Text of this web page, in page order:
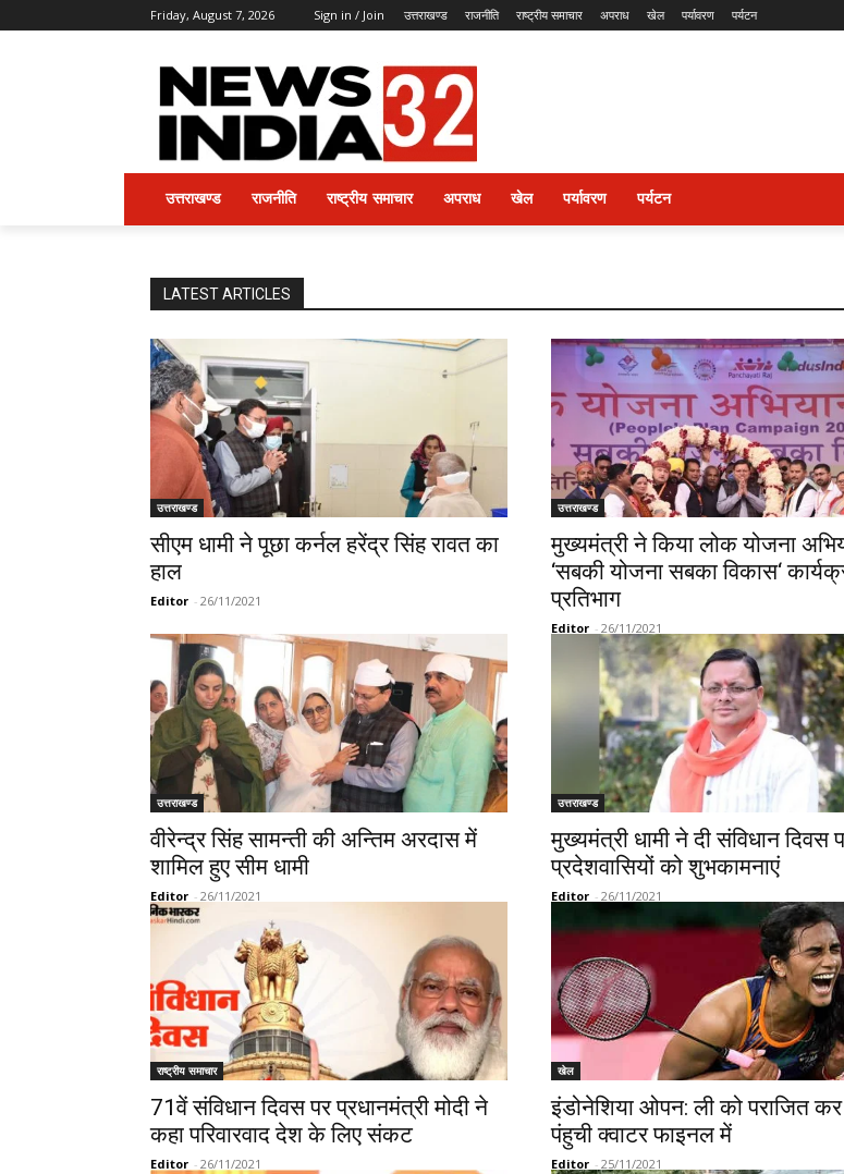
Friday, August 7, 2026 Sign in / Join उत्तराखण्ड राजनीति राष्ट्रीय समाचार अपराध खेल पर्यावरण पर्यटन
उत्तराखण्ड राजनीति राष्ट्रीय समाचार अपराध खेल पर्यावरण पर्यटन
LATEST ARTICLES
उत्तराखण्ड
सीएम धामी ने पूछा कर्नल हरेंद्र सिंह रावत का
हाल
Editor - 26/11/2021
उत्तराखण्ड
मुख्यमंत्री ने किया लोक योजना
‘सबकी योजना सबका विकास‘
प्रतिभाग
Editor - 26/11/2021
उत्तराखण्ड
वीरेन्द्र सिंह सामन्ती की अन्तिम अरदास में
शामिल हुए सीम धामी
Editor - 26/11/2021
उत्तराखण्ड
मुख्यमंत्री धामी ने दी संविधान दिवस
प्रदेशवासियों को शुभकामनाएं
Editor - 26/11/2021
राष्ट्रीय समाचार
71वें संविधान दिवस पर प्रधानमंत्री मोदी ने
कहा परिवारवाद देश के लिए संकट
Editor - 26/11/2021
खेल
इंडोनेशिया ओपन: ली को पराजित
पंहुची क्वाटर फाइनल में
Editor - 25/11/2021